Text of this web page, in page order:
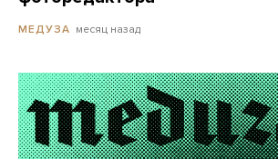
МЕДУЗА месяц назад